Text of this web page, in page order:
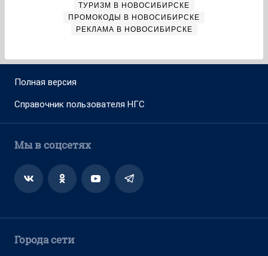
ТУРИЗМ В НОВОСИБИРСКЕ
ПРОМОКОДЫ В НОВОСИБИРСКЕ
РЕКЛАМА В НОВОСИБИРСКЕ
Полная версия
Справочник пользователя НГС
Мы в соцсетях
Города сети